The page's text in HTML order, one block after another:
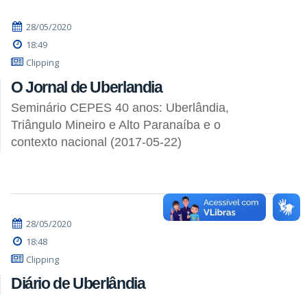
28/05/2020
18:49
Clipping
O Jornal de Uberlandia
Seminário CEPES 40 anos: Uberlândia,
Triângulo Mineiro e Alto Paranaíba e o
contexto nacional (2017-05-22)
28/05/2020
18:48
Clipping
Diário de Uberlândia